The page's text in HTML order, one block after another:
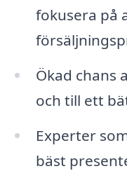
fokusera på
Ökad chans
och till ett
Experter
bäst